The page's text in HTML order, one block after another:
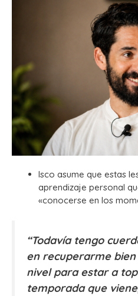
Isco asume que estas
aprendizaje personal
«conocerse en los
“Todavía tengo
en recuperarme
nivel para estar a
temporada que